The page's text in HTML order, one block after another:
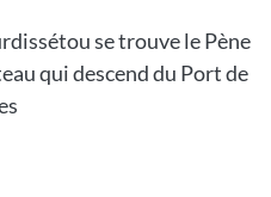
se trouve le Pène
qui descend du Port de